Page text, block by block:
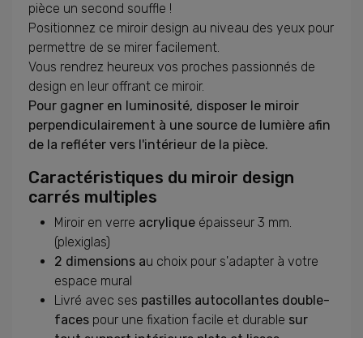
pièce un second souffle !
Positionnez ce miroir design au niveau des yeux pour
permettre de se mirer facilement.
Vous rendrez heureux vos proches passionnés de
design en leur offrant ce miroir.
Pour gagner en luminosité, disposer le miroir
perpendiculairement à une source de lumière afin
de la refléter vers l'intérieur de la pièce.
Caractéristiques du miroir design
carrés multiples
Miroir en verre acrylique épaisseur 3 mm.
(plexiglas)
2 dimensions au choix pour s'adapter à votre
espace mural
Livré avec ses pastilles autocollantes double-
faces pour une fixation facile et durable sur